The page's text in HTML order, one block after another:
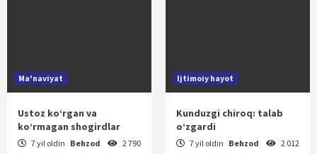
Ma'naviyat
Ustoz ko‘rgan va
ko‘rmagan shogirdlar
7 yil oldin Behzod 2 790
Ijtimoiy hayot
Kunduzgi chiroq: talab
o‘zgardi
7 yil oldin Behzod 2 012